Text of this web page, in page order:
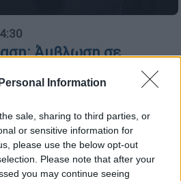
Information
sale, sharing to third parties, or
or sensitive information for
please use the below opt-out
Please note that after your
you may continue seeing
Άμβλωση σε
δικαστήριο αποφάσισε
της 20χρονης
παιδιά
σύλληψη